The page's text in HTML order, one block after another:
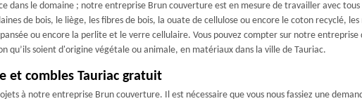
dans le domaine ; notre entreprise Brun couverture est en mesure de travailler avec
de bois, le liège, les fibres de bois, la ouate de cellulose ou encore le coton recyclé,
ou encore la perlite et le verre cellulaire. Vous pouvez compter sur notre
qu’ils soient d'origine végétale ou animale, en matériaux dans la ville de Tauriac.
et combles Tauriac gratuit
à notre entreprise Brun couverture. Il est nécessaire que vous nous fassiez une